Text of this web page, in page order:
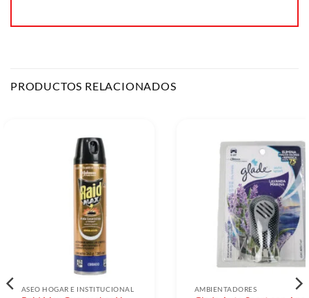
PRODUCTOS RELACIONADOS
ASEO HOGAR E INSTITUCIONAL AMBIENTADORES